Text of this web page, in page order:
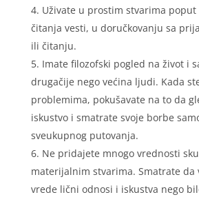
Uživate u prostim stvarima
čitanja vesti, u doručkovanju sa
ili čitanju.
Imate filozofski pogled na život i
drugačije nego većina ljudi. Kada
problemima, pokušavate na to da
iskustvo i smatrate svoje borbe
sveukupnog putovanja.
Ne pridajete mnogo vrednosti
materijalnim stvarima. Smatrate da
vrede lični odnosi i iskustva nego